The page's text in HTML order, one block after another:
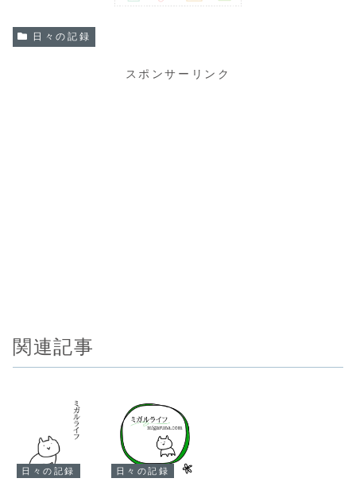
日々の記録
スポンサーリンク
関連記事
日々の記録 日々の記録